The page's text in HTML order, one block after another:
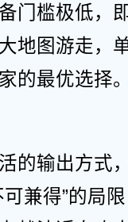
门槛极低，
地图游走，
的最优选择
的输出方式
兼得”的局